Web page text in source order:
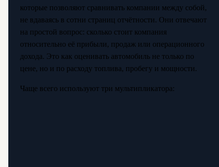
которые позволяют сравнивать компании между собой,
не вдаваясь в сотни страниц отчётности. Они отвечают
на простой вопрос: сколько стоит компания
относительно её прибыли, продаж или операционного
дохода. Это как оценивать автомобиль не только по
цене, но и по расходу топлива, пробегу и мощности.
Чаще всего используют три мультипликатора: